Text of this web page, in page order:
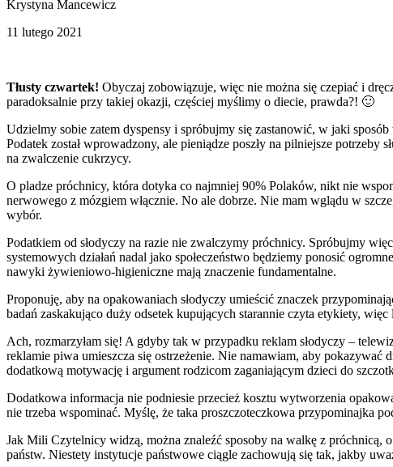
Krystyna Mancewicz
11 lutego 2021
Tłusty czwartek! Obyczaj zobowiązuje, więc nie można się czepiać i
paradoksalnie przy takiej okazji, częściej myślimy o diecie, prawda?! 🙂
Udzielmy sobie zatem dyspensy i spróbujmy się zastanowić, w jaki
Podatek został wprowadzony, ale pieniądze poszły na pilniejsze
na zwalczenie cukrzycy.
O pladze próchnicy, która dotyka co najmniej 90% Polaków, nikt nie
nerwowego z mózgiem włącznie. No ale dobrze. Nie mam wglądu w
wybór.
Podatkiem od słodyczy na razie nie zwalczymy próchnicy. Spróbujmy
systemowych działań nadal jako społeczeństwo będziemy ponosić
nawyki żywieniowo-higieniczne mają znaczenie fundamentalne.
Proponuję, aby na opakowaniach słodyczy umieścić znaczek
badań zaskakująco duży odsetek kupujących starannie czyta etykiety,
Ach, rozmarzyłam się! A gdyby tak w przypadku reklam słodyczy –
reklamie piwa umieszcza się ostrzeżenie. Nie namawiam, aby
dodatkową motywację i argument rodzicom zaganiającym dzieci do
Dodatkowa informacja nie podniesie przecież kosztu wytworzenia
nie trzeba wspominać. Myślę, że taka proszczoteczkowa przypominajka
Jak Mili Czytelnicy widzą, można znaleźć sposoby na walkę z próchnicą,
państw. Niestety instytucje państwowe ciągle zachowują się tak, jakby